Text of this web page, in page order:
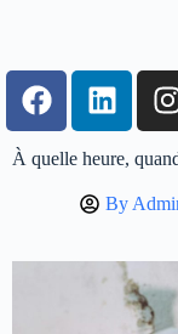
À quelle heure,
By